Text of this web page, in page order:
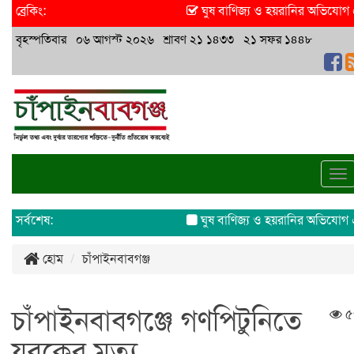
ব্রেকিং: ঘুষ বাণিজ্য ও হয়রানির অভিযোগ
বৃহস্পতিবার ০৬ আগস্ট ২০২৬ শ্রাবণ ২১ ১৪৩৩ ২১ সফর ১৪৪৮
সর্বশেষ:
ঘুষ বাণিজ্য ও হয়রানির অভিযোগ
হোম চাঁপাইনবাবগঞ্জ
চাঁপাইনবাবগঞ্জে গণপিটুনিতে